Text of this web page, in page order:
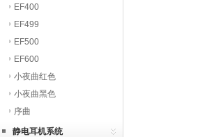
EF400
EF499
EF500
EF600
小夜曲红色
小夜曲黑色
序曲
静电耳机系统